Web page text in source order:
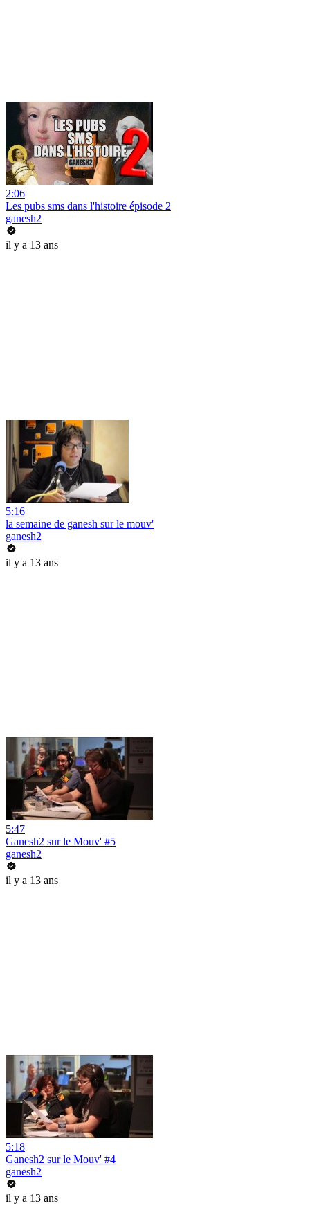
2:06
Les pubs sms dans l'histoire épisode 2
ganesh2
il y a 13 ans
5:16
la semaine de ganesh sur le mouv'
ganesh2
il y a 13 ans
5:47
Ganesh2 sur le Mouv' #5
ganesh2
il y a 13 ans
5:18
Ganesh2 sur le Mouv' #4
ganesh2
il y a 13 ans